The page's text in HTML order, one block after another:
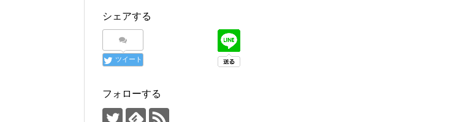
シェアする
ツイート
フォローする